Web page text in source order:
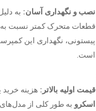
نصب و نگهداری آسان: به
قطعات متحرک کمتر نسبت
پیستونی، نگهداری این
است.
قیمت اولیه بالاتر: هزینه
اسکرو به طور کلی از